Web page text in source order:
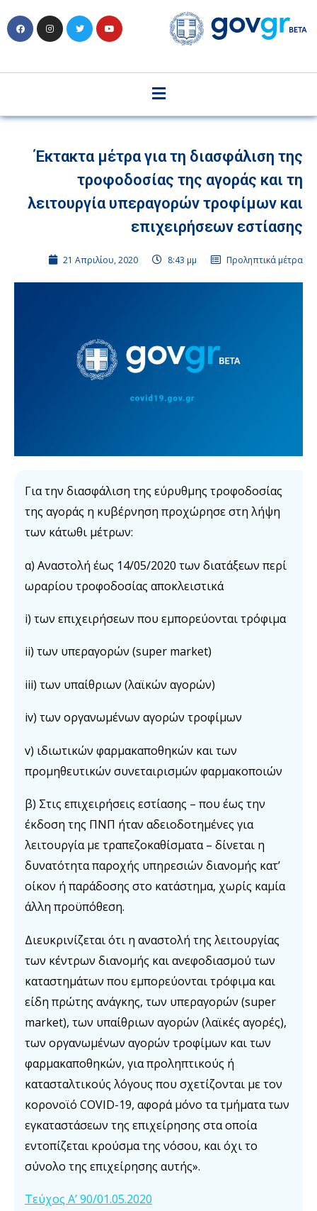
Έκτακτα μέτρα για τη διασφάλιση της
τροφοδοσίας της αγοράς και τη
λειτουργία υπεραγορών τροφίμων και
επιχειρήσεων εστίασης
21 Απριλίου, 2020 8:43 μμ Προληπτικά μέτρα
Για την διασφάλιση της εύρυθμης τροφοδοσίας
της αγοράς η κυβέρνηση προχώρησε στη λήψη
των κάτωθι μέτρων:
α) Αναστολή έως 14/05/2020 των διατάξεων περί
ωραρίου τροφοδοσίας αποκλειστικά
i) των επιχειρήσεων που εμπορεύονται τρόφιμα
ii) των υπεραγορών (super market)
iii) των υπαίθριων (λαϊκών αγορών)
iv) των οργανωμένων αγορών τροφίμων
v) ιδιωτικών φαρμακαποθηκών και των
προμηθευτικών συνεταιρισμών φαρμακοποιών
β) Στις επιχειρήσεις εστίασης – που έως την
έκδοση της ΠΝΠ ήταν αδειοδοτημένες για
λειτουργία με τραπεζοκαθίσματα – δίνεται η
δυνατότητα παροχής υπηρεσιών διανομής κατ’
οίκον ή παράδοσης στο κατάστημα, χωρίς καμία
άλλη προϋπόθεση.
Διευκρινίζεται ότι η αναστολή της λειτουργίας
των κέντρων διανομής και ανεφοδιασμού των
καταστημάτων που εμπορεύονται τρόφιμα και
είδη πρώτης ανάγκης, των υπεραγορών (super
market), των υπαίθριων αγορών (λαϊκές αγορές),
των οργανωμένων αγορών τροφίμων και των
φαρμακαποθηκών, για προληπτικούς ή
κατασταλτικούς λόγους που σχετίζονται με τον
κορονοϊό COVID-19, αφορά μόνο τα τμήματα των
εγκαταστάσεων της επιχείρησης στα οποία
εντοπίζεται κρούσμα της νόσου, και όχι το
σύνολο της επιχείρησης αυτής».
Τεύχος A’ 90/01.05.2020